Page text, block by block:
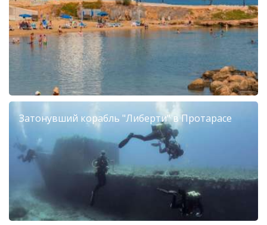
Затонувший корабль "Либерти" в Протарасе